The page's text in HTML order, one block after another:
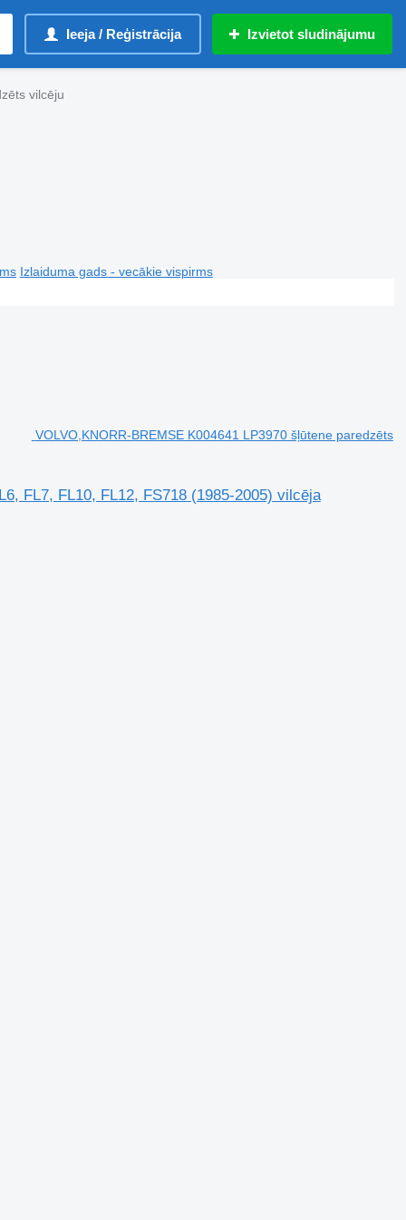
Ieeja / Reģistrācija Izvietot sludinājumu
vilcēju
Izlaiduma gads - vecākie vispirms
VOLVO,KNORR-BREMSE K004641 LP3970 šļūtene paredzēts
FL7, FL10, FL12, FS718 (1985-2005) vilcēja